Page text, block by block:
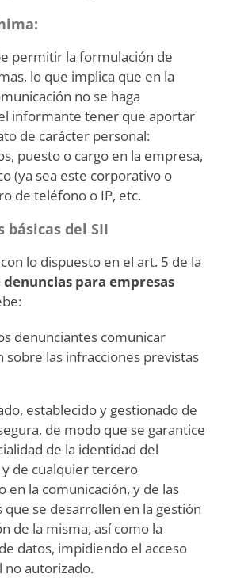
permitir la formulación de
lo que implica que en la
no se haga
informante tener que aportar
de carácter personal:
puesto o cargo en la empresa,
(ya sea este corporativo o
de teléfono o IP, etc.
básicas del SII
lo dispuesto en el art. 5 de la
denuncias para empresas
denunciantes comunicar
sobre las infracciones previstas
establecido y gestionado de
de modo que se garantice
de la identidad del
de cualquier tercero
en la comunicación, y de las
que se desarrollen en la gestión
de la misma, así como la
datos, impidiendo el acceso
no autorizado.